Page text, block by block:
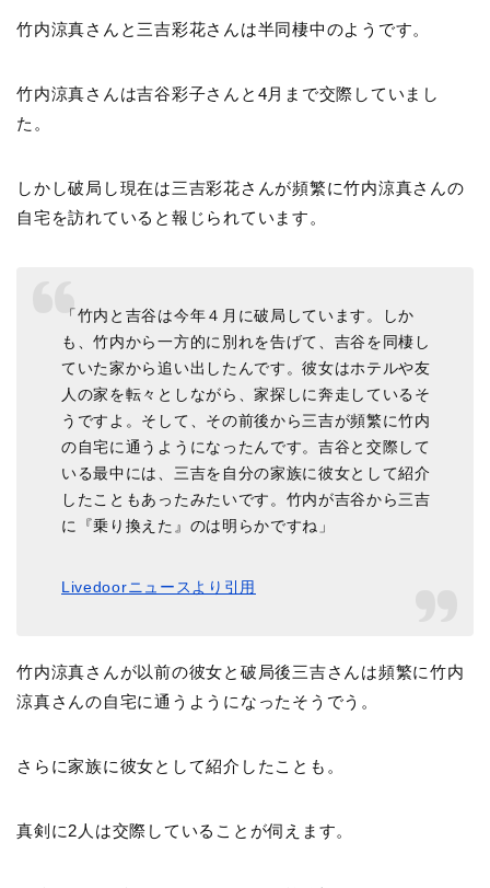
竹内涼真さんと三吉彩花さんは半同棲中のようです。
竹内涼真さんは吉谷彩子さんと4月まで交際していまし
た。
しかし破局し現在は三吉彩花さんが頻繁に竹内涼真さんの
自宅を訪れていると報じられています。
「竹内と吉谷は今年４月に破局しています。しか
も、竹内から一方的に別れを告げて、吉谷を同棲し
ていた家から追い出したんです。彼女はホテルや友
人の家を転々としながら、家探しに奔走しているそ
うですよ。そして、その前後から三吉が頻繁に竹内
の自宅に通うようになったんです。吉谷と交際して
いる最中には、三吉を自分の家族に彼女として紹介
したこともあったみたいです。竹内が吉谷から三吉
に『乗り換えた』のは明らかですね」
Livedoorニュースより引用
竹内涼真さんが以前の彼女と破局後三吉さんは頻繁に竹内
涼真さんの自宅に通うようになったそうでう。
さらに家族に彼女として紹介したことも。
真剣に2人は交際していることが伺えます。